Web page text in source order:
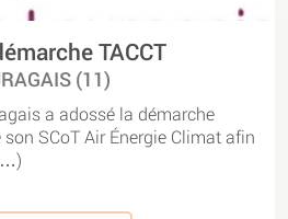
TACCT
(11)
a adossé la démarche
SCoT Air Énergie Climat afin